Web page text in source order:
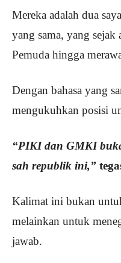
Mereka adalah dua
yang sama, yang
Pemuda hingga
Dengan bahasa yang
mengukuhkan posisi
“PIKI dan GMKI
sah republik ini,”
Kalimat ini bukan
melainkan untuk
jawab.